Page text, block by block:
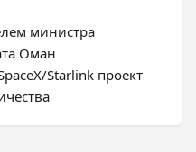
министра
Оман
Starlink проект